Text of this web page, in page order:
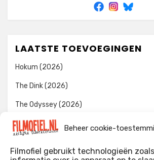
Beheer cookie-
Filmofiel gebruikt technologieën
LAATSTE TOEVOEGINGEN
Hokum (2026)
The Dink (2026)
The Odyssey (2026)
Evil Dead Burn (2026)